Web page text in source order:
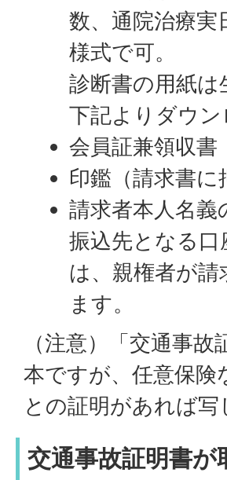
数、通院治療
様式で可。
診断書の用紙
下記よりダウ
会員証兼領収書
印鑑（請求書に
請求者本人名義
振込先となる
は、親権者が
ます。
（注意）「交通事
本ですが、任意保
との証明があれば写
交通事故証明書